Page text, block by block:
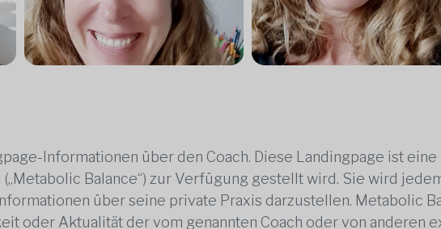
Informationen über den Coach. Diese Landingpage ist
(„Metabolic Balance“) zur Verfügung gestellt wird. Sie wird
über seine private Praxis darzustellen. Metabolic
oder Aktualität der vom genannten Coach oder von anderen